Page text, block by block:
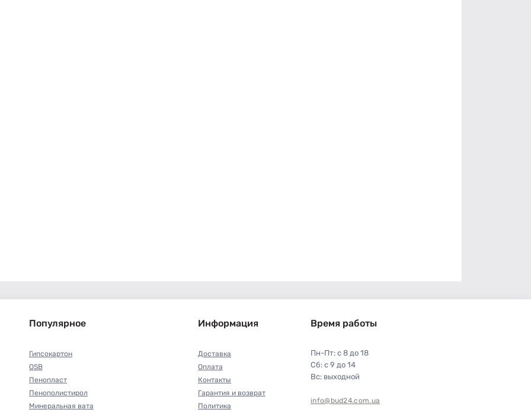
Популярное
Гипсокартон
OSB
Пенопласт
Пенополистирол
Минеральная вата
Информация
Доставка
Оплата
Контакты
Гарантия и возврат
Политика
Время работы
Пн-Пт: с 8 до 18
Сб: с 9 до 14
Вс: выходной
info@bud24.com.ua